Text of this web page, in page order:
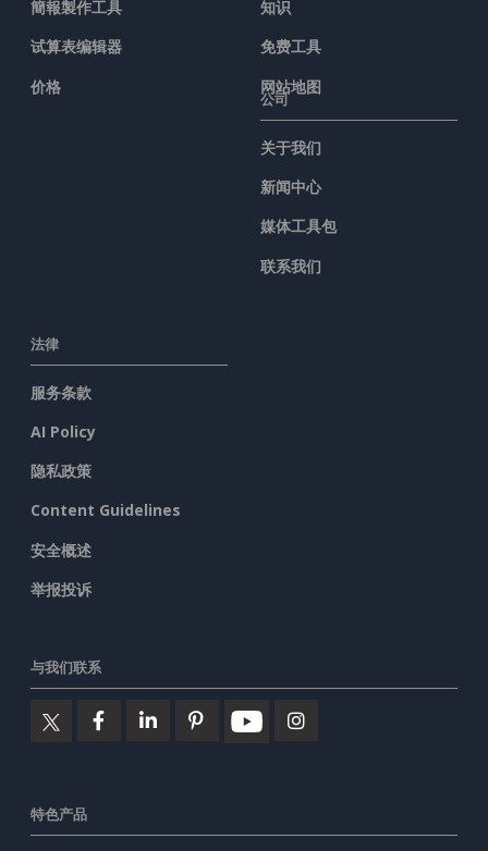
簡報製作工具
试算表编辑器
价格
知识
免费工具
网站地图
公司
关于我们
新闻中心
媒体工具包
联系我们
法律
服务条款
AI Policy
隐私政策
Content Guidelines
安全概述
举报投诉
与我们联系
特色产品